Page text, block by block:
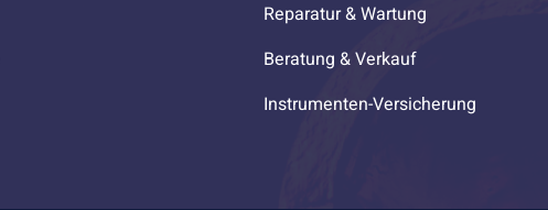
Reparatur & Wartung
Beratung & Verkauf
Instrumenten-Versicherung